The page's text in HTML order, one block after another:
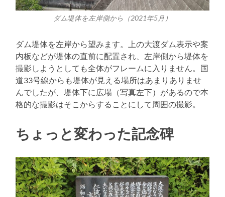
ダム堤体を左岸側から（2021年5月）
ダム堤体を左岸から望みます。上の大渡ダム表示や案
内板などが堤体の直前に配置され、左岸側から堤体を
撮影しようとしても全体がフレームに入りません。国
道33号線からも堤体が見える場所はあまりありませ
んでしたが、堤体下に広場（写真左下）があるので本
格的な撮影はそこからすることにして周囲の撮影。
ちょっと変わった記念碑